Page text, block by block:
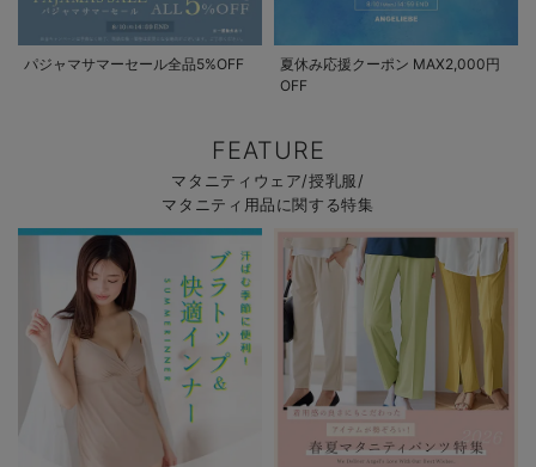
パジャマサマーセール全品5%OFF
夏休み応援クーポン MAX2,000円
OFF
FEATURE
マタニティウェア/授乳服/
マタニティ用品に関する特集